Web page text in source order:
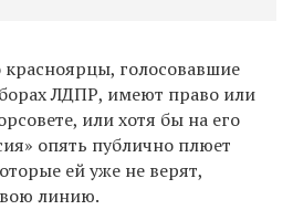
красноярцы, голосовавшие
ЛДПР, имеют право или
или хотя бы на его
опять публично плюет
ей уже не верят,
линию.